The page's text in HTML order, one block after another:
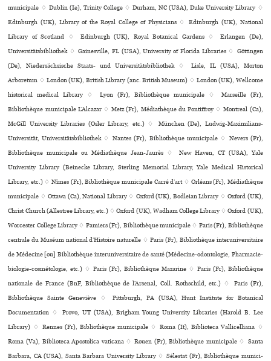
muni­ci­pale ♢ Dublin (Ie), Trinity College ♢ Durham, NC (USA), Duke University Library ♢
Edinburgh (UK), Library of the Royal College of Physicians ♢ Edinburgh (UK), National
Library of Scotland ♢ Edinburgh (UK), Royal Botanical Gardens ♢ Erlangen (De),
Universitätsbibliothek ♢ Gainesville, FL (USA), University of Florida Libraries ♢ Göttingen
(De), Niedersächsische Staats- und Universitätsbibliothek ♢ Lisle, IL (USA), Morton
Arboretum ♢ London (UK), British Library (anc. British Museum) ♢ London (UK), Wellcome
his­to­ri­cal medi­cal Library ♢ Lyon (Fr), Bibliothèque muni­ci­pale ♢ Marseille (Fr),
Bibliothèque muni­ci­pale L’Alcazar ♢ Metz (Fr), Médiathèque du Pontiffroy ♢ Montreal (Ca),
McGill University Libraries (Osler Library, etc.) ♢ München (De), Ludwig-Maximilians-
Universität, Universitätsbibliothek ♢ Nantes (Fr), Bibliothèque muni­ci­pale ♢ Nevers (Fr),
Bibliothèque muni­ci­pale ou Médiathèque Jean-Jaurès ♢ New Haven, CT (USA), Yale
University Library (Beinecke Library, Sterling Memorial Library, Yale Medical Historical
Library, etc.) ♢ Nîmes (Fr), Bibliothèque muni­ci­pale Carré d’art ♢ Orléans (Fr), Médiathèque
muni­ci­pale ♢ Ottawa (Ca), National Library ♢ Oxford (UK), Bodleian Library ♢ Oxford (UK),
Christ Church (Allestree Library, etc.) ♢ Oxford (UK), Wadham College Library ♢ Oxford (UK),
Worcester College Library ♢ Pamiers (Fr), Bibliothèque municipale ♢ Paris (Fr), Bibliothèque
cen­trale du Muséum natio­nal d’Histoire natu­relle ♢ Paris (Fr), Bibliothèque inte­ru­ni­ver­si­taire
de Médecine [ou] Bibliothèque inte­ru­ni­ver­si­taire de santé (Médecine-odon­to­lo­gie, Pharmacie-
bio­lo­gie-cos­mé­to­lo­gie, etc.) ♢ Paris (Fr), Bibliothèque Mazarine ♢ Paris (Fr), Bibliothèque
nationale de France (BnF, Bibliothèque de l’Arsenal, Coll. Rothschild, etc.) ♢ Paris (Fr),
Bibliothèque Sainte Geneviève ♢ Pittsburgh, PA (USA), Hunt Institute for Botanical
Documentation ♢ Provo, UT (USA), Brigham Young University Libraries (Harold B. Lee
Library) ♢ Rennes (Fr), Bibliothèque muni­ci­pale ♢ Roma (It), Biblioteca Vallicelliana ♢
Roma (Va), Biblioteca Apostolica vaticana ♢ Rouen (Fr), Bibliothèque muni­ci­pale ♢ Santa
Barbara, CA (USA), Santa Barbara University Library ♢ Sélestat (Fr), Bibliothèque muni­ci­